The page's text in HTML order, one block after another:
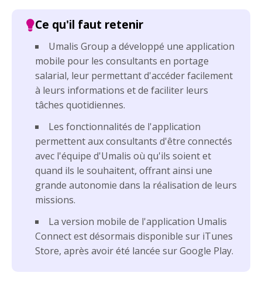
Umalis Group a développé une application
mobile pour les consultants en portage
salarial, leur permettant d'accéder facilement
à leurs informations et de faciliter leurs
tâches quotidiennes.
Les fonctionnalités de l'application
permettent aux consultants d'être connectés
avec l'équipe d'Umalis où qu'ils soient et
quand ils le souhaitent, offrant ainsi une
grande autonomie dans la réalisation de leurs
missions.
La version mobile de l'application Umalis
Connect est désormais disponible sur iTunes
Store, après avoir été lancée sur Google Play.